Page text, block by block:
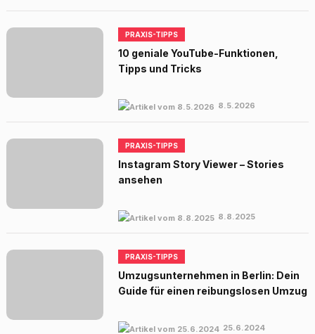
PRAXIS-TIPPS
10 geniale YouTube-Funktionen,
Tipps und Tricks
8.5.2026
PRAXIS-TIPPS
Instagram Story Viewer – Stories
ansehen
8.8.2025
PRAXIS-TIPPS
Umzugsunternehmen in Berlin: Dein
Guide für einen reibungslosen Umzug
25.6.2024